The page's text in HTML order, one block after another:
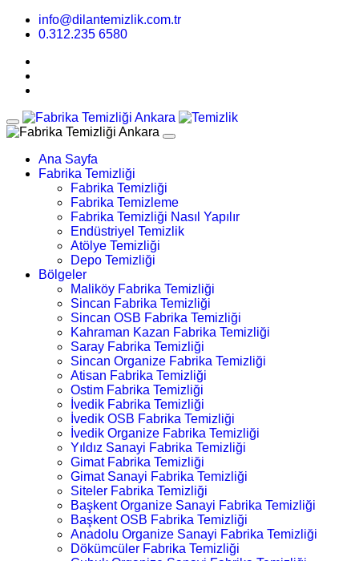
info@dilantemizlik.com.tr
0.312.235 6580
Ana Sayfa
Fabrika Temizliği
Fabrika Temizliği
Fabrika Temizleme
Fabrika Temizliği Nasıl Yapılır
Endüstriyel Temizlik
Atölye Temizliği
Depo Temizliği
Bölgeler
Maliköy Fabrika Temizliği
Sincan Fabrika Temizliği
Sincan OSB Fabrika Temizliği
Kahraman Kazan Fabrika Temizliği
Saray Fabrika Temizliği
Sincan Organize Fabrika Temizliği
Atisan Fabrika Temizliği
Ostim Fabrika Temizliği
İvedik Fabrika Temizliği
İvedik OSB Fabrika Temizliği
İvedik Organize Fabrika Temizliği
Yıldız Sanayi Fabrika Temizliği
Gimat Fabrika Temizliği
Gimat Sanayi Fabrika Temizliği
Siteler Fabrika Temizliği
Başkent Organize Sanayi Fabrika Temizliği
Başkent OSB Fabrika Temizliği
Anadolu Organize Sanayi Fabrika Temizliği
Dökümcüler Fabrika Temizliği